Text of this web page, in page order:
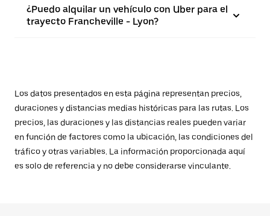
¿Puedo alquilar un vehículo con Uber para el
trayecto Francheville - Lyon?
Los datos presentados en esta página representan precios,
duraciones y distancias medias históricas para las rutas. Los
precios, las duraciones y las distancias reales pueden variar
en función de factores como la ubicación, las condiciones del
tráfico y otras variables. La información proporcionada aquí
es solo de referencia y no debe considerarse vinculante.